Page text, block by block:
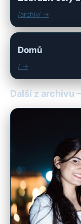
/archiv/ →
Domů
/ →
Další z archivu